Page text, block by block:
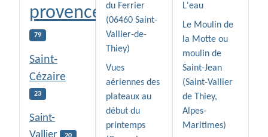
provence
79
Saint-
Cézaire
23
Saint-
du Ferrier
(06460 Saint-
Vallier-de-
Thiey)
Vues
aériennes des
plateaux au
début du
printemps
L'eau
Le Moulin de
la Motte ou
moulin de
Saint-Jean
(Saint-Vallier
de Thiey,
Alpes-
Maritimes)